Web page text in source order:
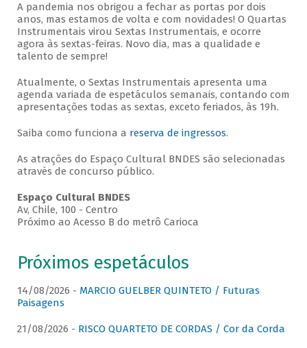
A pandemia nos obrigou a fechar as portas por dois
anos, mas estamos de volta e com novidades! O Quartas
Instrumentais virou Sextas Instrumentais, e ocorre
agora às sextas-feiras. Novo dia, mas a qualidade e
talento de sempre!
Atualmente, o Sextas Instrumentais apresenta uma
agenda variada de espetáculos semanais, contando com
apresentações todas as sextas, exceto feriados, às 19h.
Saiba como funciona a reserva de ingressos.
As atrações do Espaço Cultural BNDES são selecionadas
através de concurso público.
Espaço Cultural BNDES
Av, Chile, 100 - Centro
Próximo ao Acesso B do metrô Carioca
Próximos espetáculos
14/08/2026 - MARCIO GUELBER QUINTETO / Futuras
Paisagens
21/08/2026 - RISCO QUARTETO DE CORDAS / Cor da Corda